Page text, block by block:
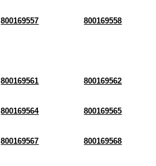
800169557 800169558
800169561 800169562
800169564 800169565
800169567 800169568